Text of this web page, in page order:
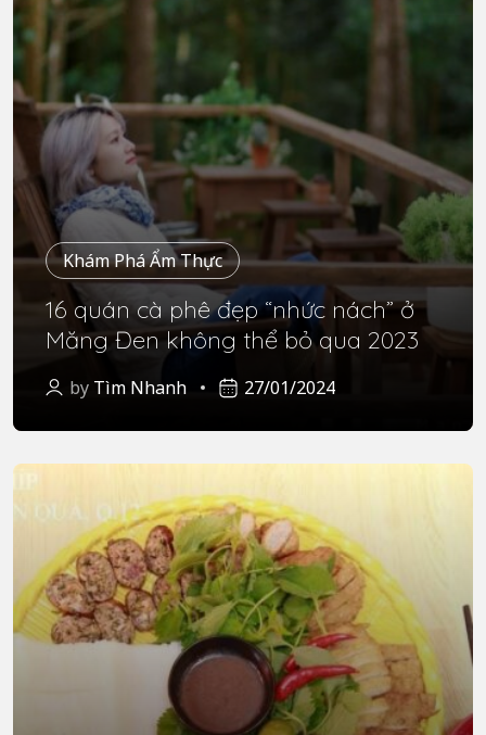
Khám Phá Ẩm Thực
16 quán cà phê đẹp “nhức nách” ở
Măng Đen không thể bỏ qua 2023
by Tìm Nhanh 27/01/2024